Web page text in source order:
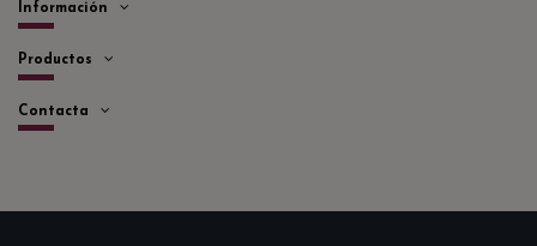
Información
Productos
Contacta